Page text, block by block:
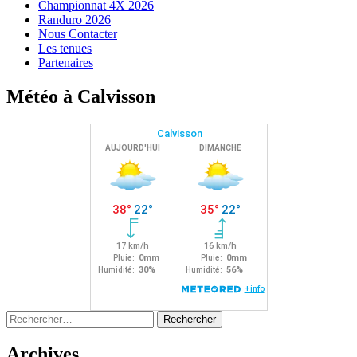
Championnat 4X 2026
Randuro 2026
Nous Contacter
Les tenues
Partenaires
Météo à Calvisson
Rechercher :